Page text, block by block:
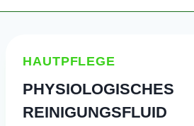
HAUTPFLEGE
PHYSIOLOGISCHES
REINIGUNGSFLUID